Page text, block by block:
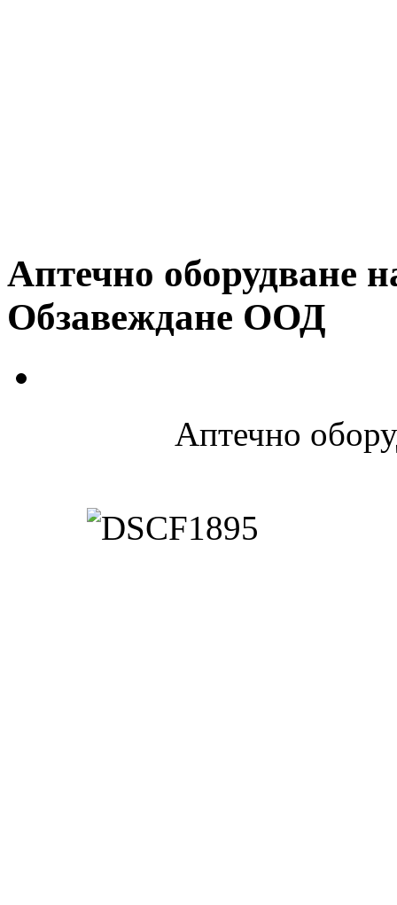
Аптечно оборудване
Обзавеждане ООД
Аптечно